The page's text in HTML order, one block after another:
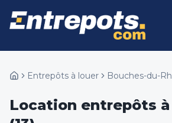
Entrepôts à louer Bouches-du-
Location entrepôts à